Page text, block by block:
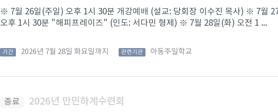
※ 7월 26일(주일) 오후 1시 30분 개강예배 (설교: 당회장 이수진 목사) ※ 7월
오후 1시 30분 "해피프레이즈" (인도: 서다민 형제) ※ 7월 28일(화) 오전 1 ...
기간 2026년 7월 28일 화요일까지 관련기관 아동주일학교
종료 2026년 만민하계수련회